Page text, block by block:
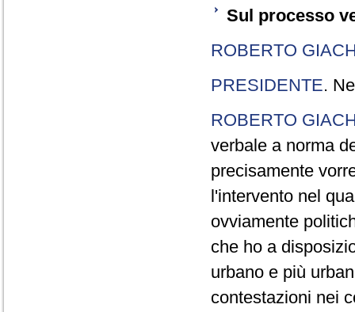
Sul processo
ROBERTO
PRESIDENTE.
ROBERTO
verbale a norma
precisamente
l'intervento nel
ovviamente
che ho a
urbano e più
contestazioni nei